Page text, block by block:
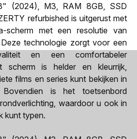
(2024), M3, RAM 8GB, SSD
refurbished is uitgerust met
scherm met een resolutie van
technologie zorgt voor een
en een comfortabeler
scherm is helder en kleurrijk,
films en series kunt bekijken in
is het toetsenbord
waardoor u ook in
kunt typen.